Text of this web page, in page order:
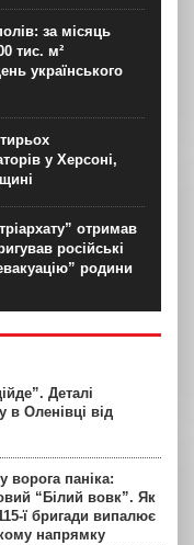
за місяць
тис. м²
українського
у Херсоні,
отримав
російські
родини
Деталі
в Оленівці від
ворога паніка:
“Білий вовк”. Як
ї бригади випалює
напрямку